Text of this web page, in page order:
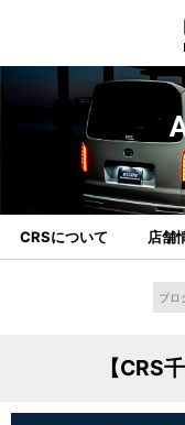
CRSについて 店舗
【CRS